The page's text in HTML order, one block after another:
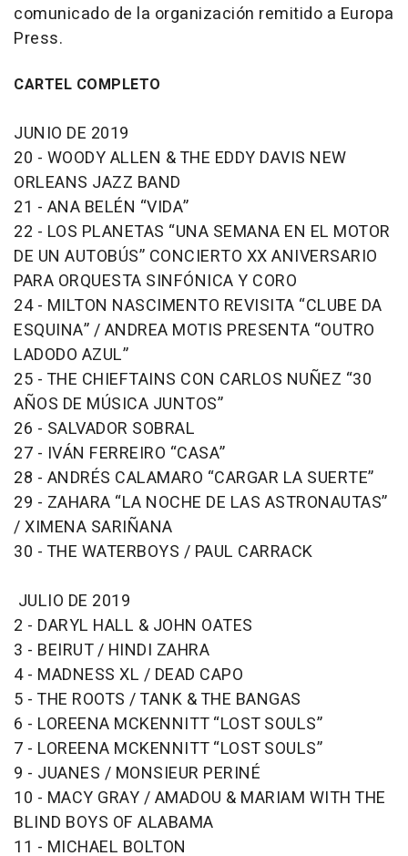
comunicado de la organización remitido a Europa
Press.
CARTEL COMPLETO
JUNIO DE 2019
20 - WOODY ALLEN & THE EDDY DAVIS NEW
ORLEANS JAZZ BAND
21 - ANA BELÉN “VIDA”
22 - LOS PLANETAS “UNA SEMANA EN EL MOTOR
DE UN AUTOBÚS” CONCIERTO XX ANIVERSARIO
PARA ORQUESTA SINFÓNICA Y CORO
24 - MILTON NASCIMENTO REVISITA “CLUBE DA
ESQUINA” / ANDREA MOTIS PRESENTA “OUTRO
LADODO AZUL”
25 - THE CHIEFTAINS CON CARLOS NUÑEZ “30
AÑOS DE MÚSICA JUNTOS”
26 - SALVADOR SOBRAL
27 - IVÁN FERREIRO “CASA”
28 - ANDRÉS CALAMARO “CARGAR LA SUERTE”
29 - ZAHARA “LA NOCHE DE LAS ASTRONAUTAS”
/ XIMENA SARIÑANA
30 - THE WATERBOYS / PAUL CARRACK
JULIO DE 2019
2 - DARYL HALL & JOHN OATES
3 - BEIRUT / HINDI ZAHRA
4 - MADNESS XL / DEAD CAPO
5 - THE ROOTS / TANK & THE BANGAS
6 - LOREENA MCKENNITT “LOST SOULS”
7 - LOREENA MCKENNITT “LOST SOULS”
9 - JUANES / MONSIEUR PERINÉ
10 - MACY GRAY / AMADOU & MARIAM WITH THE
BLIND BOYS OF ALABAMA
11 - MICHAEL BOLTON